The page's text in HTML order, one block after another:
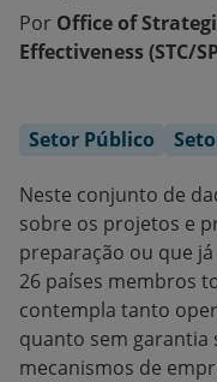
Por Office of
Effectiveness (STC/
Setor Público
Neste conjunto de
sobre os projetos e
preparação ou que
26 países membros
contempla tanto
quanto sem garantia
mecanismos de